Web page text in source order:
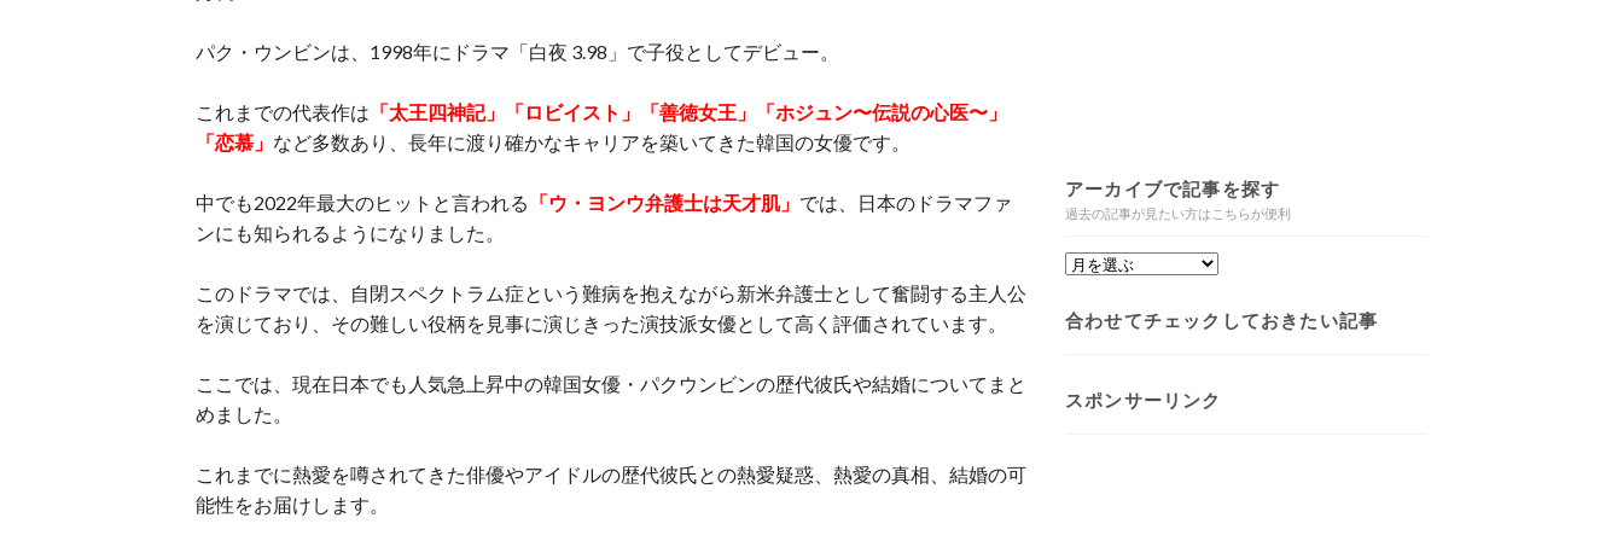
パク・ウンビンは、1998年にドラマ「白夜 3.98」で子役としてデビュー。
これまでの代表作は 「太王四神記」「ロビイスト」「善徳女王」「ホジュン〜伝説の心医〜」
「恋慕」 など多数あり、長年に渡り確かなキャリアを築いてきた韓国の女優です。
中でも2022年最大のヒットと言われる 「ウ・ヨンウ弁護士は天才肌」 では、日本のドラマファ
ンにも知られるようになりました。
このドラマでは、自閉スペクトラム症という難病を抱えながら新米弁護士として奮闘する主人公
を演じており、その難しい役柄を見事に演じきった演技派女優として高く評価されています。
ここでは、現在日本でも人気急上昇中の韓国女優・パクウンビンの歴代彼氏や結婚についてまと
めました。
これまでに熱愛を噂されてきた俳優やアイドルの歴代彼氏との熱愛疑惑、熱愛の真相、結婚の可
能性をお届けします。
アーカイブで記事を探す
過去の記事が見たい方はこちらが便利
合わせてチェックしておきたい記事
スポンサーリンク